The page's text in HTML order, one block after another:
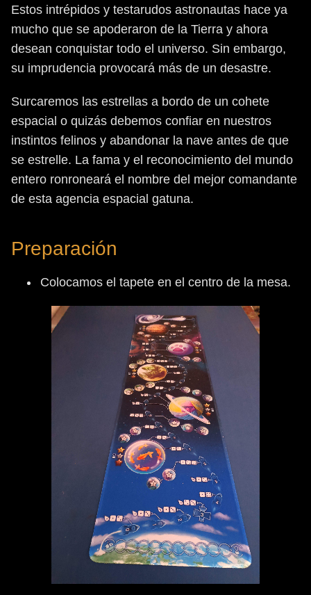
Estos intrépidos y testarudos astronautas hace ya
mucho que se apoderaron de la Tierra y ahora
desean conquistar todo el universo. Sin embargo,
su imprudencia provocará más de un desastre.
Surcaremos las estrellas a bordo de un cohete
espacial o quizás debemos confiar en nuestros
instintos felinos y abandonar la nave antes de que
se estrelle. La fama y el reconocimiento del mundo
entero ronroneará el nombre del mejor comandante
de esta agencia espacial gatuna.
Preparación
Colocamos el tapete en el centro de la mesa.